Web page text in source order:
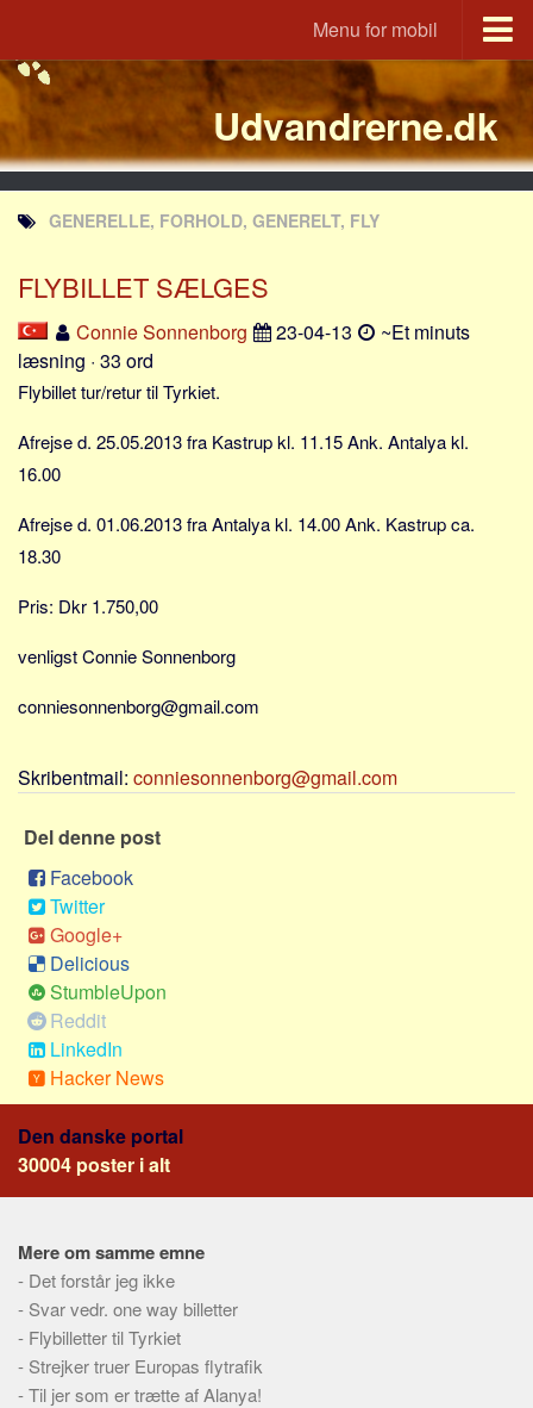
Menu for mobil
Portal
Udvandrerne.dk
Utvandrerne.no
Utvandrarna.se
Tyskland.dk
England.dk
JLKM.dk
Lande
Tyrkiet
Spanien
Thailand
Italien
Alle
Bolig
Job
Virksomhed
Investering
Pension og opsparing
Forbrug
Social sikring og sundhed
Transport
Alle
Økonomi
Jura og regler
Skatter og afgifter
Statistik
Udvandrerne.dk
GENERELLE, FORHOLD, GENERELT, FLY
FLYBILLET SÆLGES
Connie Sonnenborg 23-04-13
~Et minuts
læsning · 33 ord
Flybillet tur/retur til Tyrkiet.
Afrejse d. 25.05.2013 fra Kastrup kl. 11.15 Ank. Antalya kl.
16.00
Afrejse d. 01.06.2013 fra Antalya kl. 14.00 Ank. Kastrup ca.
18.30
Pris: Dkr 1.750,00
venligst Connie Sonnenborg
conniesonnenborg@gmail.com
Skribentmail: conniesonnenborg@gmail.com
Del denne post
Facebook
Twitter
Google+
Delicious
StumbleUpon
Reddit
LinkedIn
Hacker News
Den danske portal
30004 poster i alt
Mere om samme emne
- Det forstår jeg ikke
- Svar vedr. one way billetter
- Flybilletter til Tyrkiet
- Strejker truer Europas flytrafik
-Til jer som er trætte af Alanya!